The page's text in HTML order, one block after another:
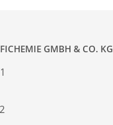
GMBH & CO. KG